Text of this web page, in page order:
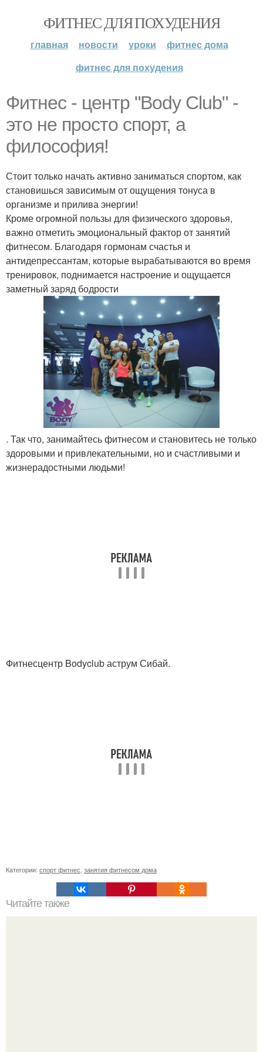
ФИТНЕС ДЛЯ ПОХУДЕНИЯ
главная новости уроки
фитнес дома
фитнес для похудения
Фитнес - центр "Body Club" -
это не просто спорт, а
философия!
Стоит только начать активно заниматься спортом, как
становишься зависимым от ощущения тонуса в
организме и прилива энергии!
Кроме огромной пользы для физического здоровья,
важно отметить эмоциональный фактор от занятий
фитнесом. Благодаря гормонам счастья и
антидепрессантам, которые вырабатываются во время
тренировок, поднимается настроение и ощущается
заметный заряд бодрости
. Так что, занимайтесь фитнесом и становитесь не только
здоровыми и привлекательными, но и счастливыми и
жизнерадостными людьми!
Фитнесцентр Bodyclub аструм Сибай.
Категории: спорт фитнес занятия фитнесом дома
Читайте также